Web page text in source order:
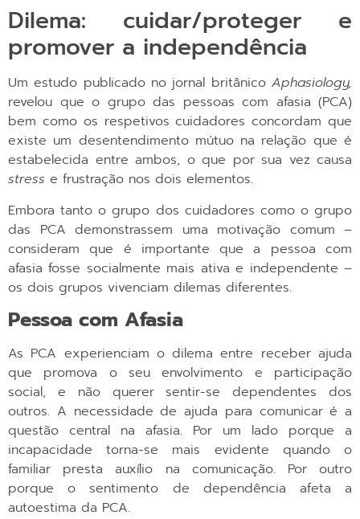
Dilema: cuidar/proteger e
promover a independência
Um estudo publicado no jornal britânico Aphasiology,
revelou que o grupo das pessoas com afasia (PCA)
bem como os respetivos cuidadores concordam que
existe um desentendimento mútuo na relação que é
estabelecida entre ambos, o que por sua vez causa
stress e frustração nos dois elementos.
Embora tanto o grupo dos cuidadores como o grupo
das PCA demonstrassem uma motivação comum –
consideram que é importante que a pessoa com
afasia fosse socialmente mais ativa e independente –
os dois grupos vivenciam dilemas diferentes.
Pessoa com Afasia
As PCA experienciam o dilema entre receber ajuda
que promova o seu envolvimento e participação
social, e não querer sentir-se dependentes dos
outros. A necessidade de ajuda para comunicar é a
questão central na afasia. Por um lado porque a
incapacidade torna-se mais evidente quando o
familiar presta auxílio na comunicação. Por outro
porque o sentimento de dependência afeta a
autoestima da PCA.